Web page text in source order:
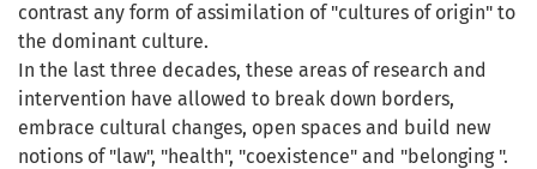
contrast any form of assimilation of "cultures of origin" to
the dominant culture.
In the last three decades, these areas of research and
intervention have allowed to break down borders,
embrace cultural changes, open spaces and build new
notions of "law", "health", "coexistence" and "belonging ".